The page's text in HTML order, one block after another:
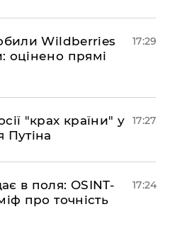
Wildberries
оцінено прямі
17:29
"крах країни" у
Путіна
17:27
в поля: OSINT-
про точність
17:24